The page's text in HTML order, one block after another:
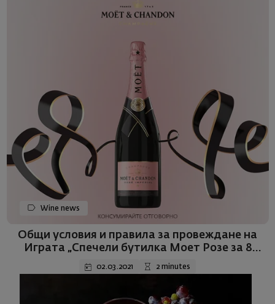
Wine news
Общи условия и правила за провеждане на
Играта „Спечели бутилка Моет Розе за 8
март“
02.03.2021 2 minutes